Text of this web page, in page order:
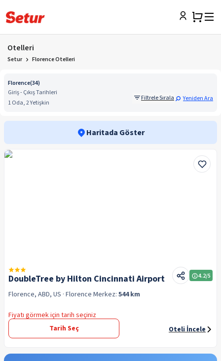
Otelleri
Setur Florence Otelleri
Florence(34)
Giriş - Çıkış Tarihleri
1 Oda, 2 Yetişkin
Filtrele Sırala Yeniden Ara
Haritada Göster
DoubleTree by Hilton Cincinnati Airport 4.2/5
Florence, ABD, US · Florence Merkez: 544 km
Fiyatı görmek için tarih seçiniz
Tarih Seç
Oteli İncele